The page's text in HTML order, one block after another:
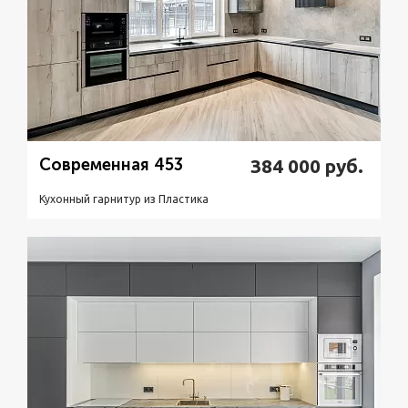
Современная 453 384 000 руб.
Кухонный гарнитур из Пластикa